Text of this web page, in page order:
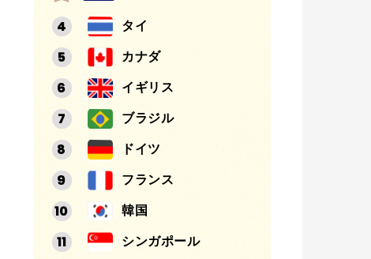
タイ
カナダ
イギリス
ブラジル
ドイツ
フランス
韓国
シンガポール